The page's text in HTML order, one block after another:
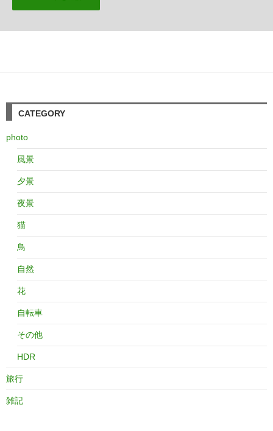
CATEGORY
photo
風景
夕景
夜景
猫
鳥
自然
花
自転車
その他
HDR
旅行
雑記